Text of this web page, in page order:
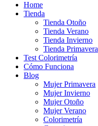
Home
Tienda
Tienda Otoño
Tienda Verano
Tienda Invierno
Tienda Primavera
Test Colorimetría
Cómo Funciona
Blog
Mujer Primavera
Mujer Invierno
Mujer Otoño
Mujer Verano
Colorimetría